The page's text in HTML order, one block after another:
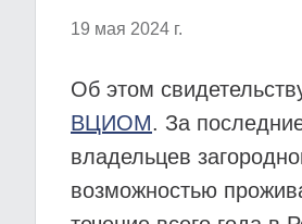
19 мая 2024 г.
Об этом
ВЦИОМ. За
владельцев
возможностью